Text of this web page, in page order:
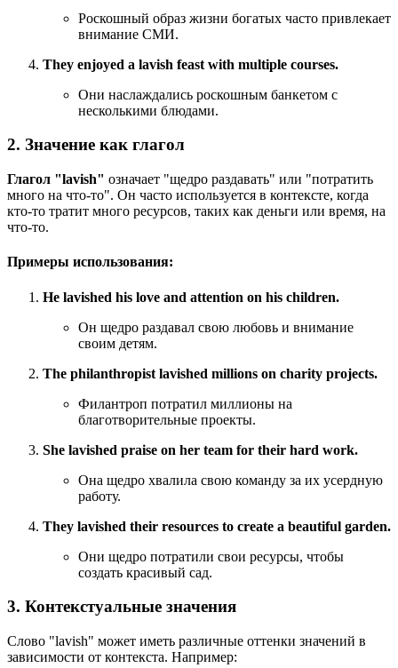
Роскошный образ жизни богатых часто привлекает
внимание СМИ.
They enjoyed a lavish feast with multiple courses.
Они наслаждались роскошным банкетом с
несколькими блюдами.
2. Значение как глагол
Глагол "lavish" означает "щедро раздавать" или "потратить
много на что-то". Он часто используется в контексте, когда
кто-то тратит много ресурсов, таких как деньги или время, на
что-то.
Примеры использования:
He lavished his love and attention on his children.
Он щедро раздавал свою любовь и внимание
своим детям.
The philanthropist lavished millions on charity projects.
Филантроп потратил миллионы на
благотворительные проекты.
She lavished praise on her team for their hard work.
Она щедро хвалила свою команду за их усердную
работу.
They lavished their resources to create a beautiful garden.
Они щедро потратили свои ресурсы, чтобы
создать красивый сад.
3. Контекстуальные значения
Слово "lavish" может иметь различные оттенки значений в
зависимости от контекста. Например: